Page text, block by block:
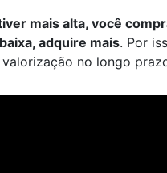
mais alta, você
adquire mais. Por
no longo